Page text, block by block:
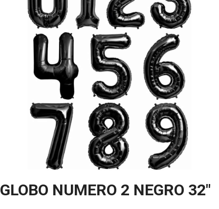
GLOBO NUMERO 2 NEGRO 32″